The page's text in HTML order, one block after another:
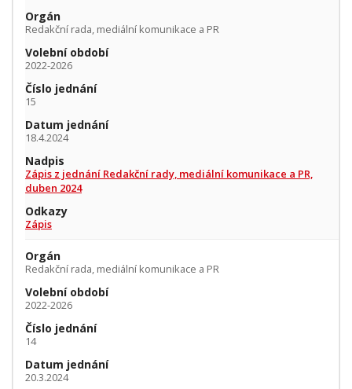
Orgán
Redakční rada, mediální komunikace a PR
Volební období
2022-2026
Číslo jednání
15
Datum jednání
18.4.2024
Nadpis
Zápis z jednání Redakční rady, mediální komunikace a PR,
duben 2024
Odkazy
Zápis
Orgán
Redakční rada, mediální komunikace a PR
Volební období
2022-2026
Číslo jednání
14
Datum jednání
20.3.2024